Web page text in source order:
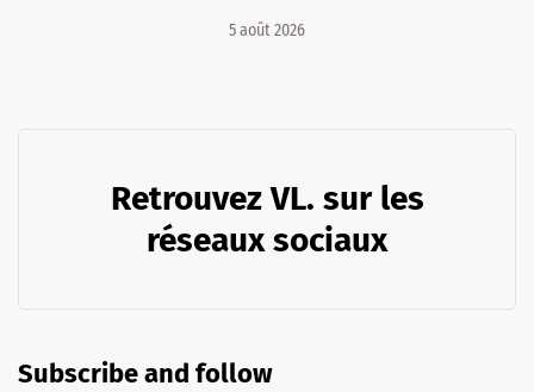
5 août 2026
Retrouvez VL. sur les
réseaux sociaux
Subscribe and follow